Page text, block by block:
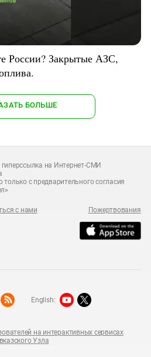
России? Закрытые АЗС,
БОЛЬШЕ
на Интернет-СМИ
с предварительного согласия
с нами Пожертвования
на интерактивных сервисах
Узла
English: